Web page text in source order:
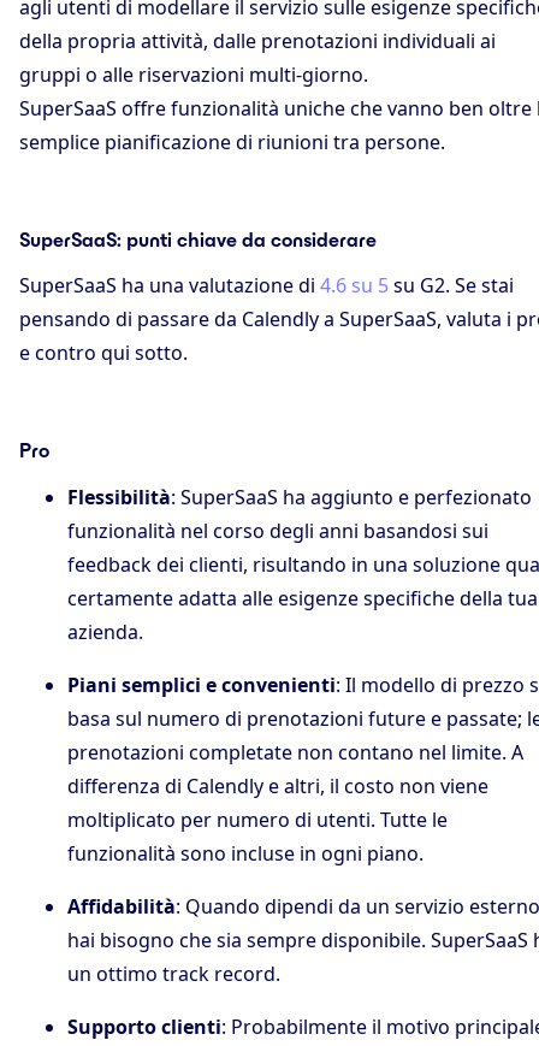
agli utenti di modellare il servizio sulle esigenze
della propria attività, dalle prenotazioni individuali ai
gruppi o alle riservazioni multi-giorno.
SuperSaaS offre funzionalità uniche che vanno ben oltre
semplice pianificazione di riunioni tra persone.
SuperSaaS: punti chiave da considerare
SuperSaaS ha una valutazione di 4.6 su 5su G2. Se stai
pensando di passare da Calendly a SuperSaaS, valuta i
e contro qui sotto.
Pro
Flessibilità: SuperSaaS ha aggiunto e perfezionato
funzionalità nel corso degli anni basandosi sui
feedback dei clienti, risultando in una soluzione
certamente adatta alle esigenze specifiche della tua
azienda.
Piani semplici e convenienti: Il modello di prezzo
basa sul numero di prenotazioni future e passate;
prenotazioni completate non contano nel limite. A
differenza di Calendly e altri, il costo non viene
moltiplicato per numero di utenti. Tutte le
funzionalità sono incluse in ogni piano.
Affidabilità: Quando dipendi da un servizio
hai bisogno che sia sempre disponibile. SuperSaaS
un ottimo track record.
Supporto clienti: Probabilmente il motivo